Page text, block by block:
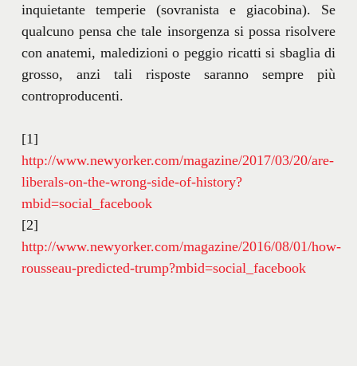
inquietante temperie (sovranista e giacobina). Se
qualcuno pensa che tale insorgenza si possa risolvere
con anatemi, maledizioni o peggio ricatti si sbaglia di
grosso, anzi tali risposte saranno sempre più
controproducenti.
[1]
http://www.newyorker.com/magazine/2017/03/20/are-
liberals-on-the-wrong-side-of-history?
mbid=social_facebook
[2]
http://www.newyorker.com/magazine/2016/08/01/how-
rousseau-predicted-trump?mbid=social_facebook